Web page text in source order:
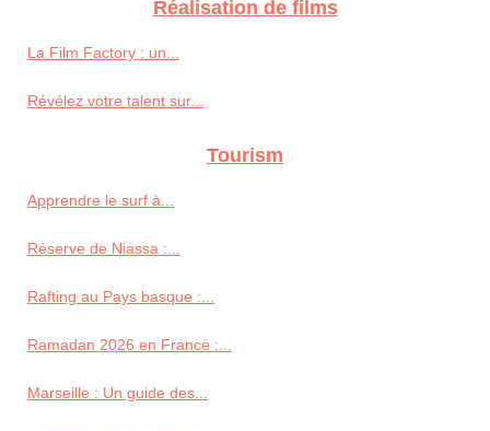
Réalisation de films
La Film Factory : un...
Révélez votre talent sur...
Tourism
Apprendre le surf à...
Réserve de Niassa :...
Rafting au Pays basque :...
Ramadan 2026 en France :...
Marseille : Un guide des...